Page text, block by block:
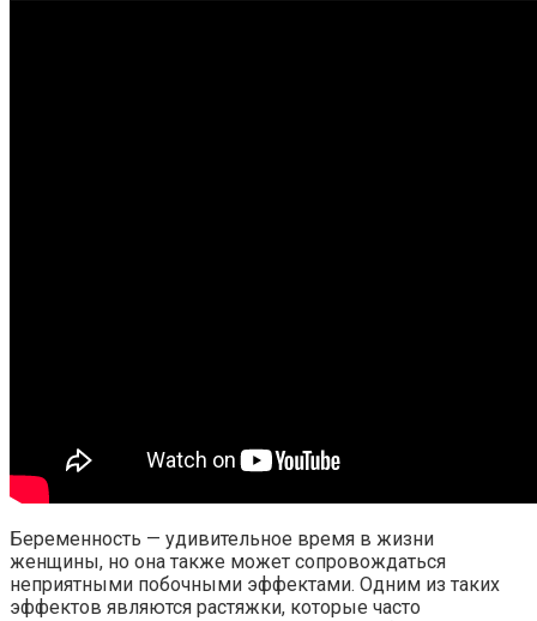
Беременность — удивительное время в жизни
женщины, но она также может сопровождаться
неприятными побочными эффектами. Одним из таких
эффектов являются растяжки, которые часто